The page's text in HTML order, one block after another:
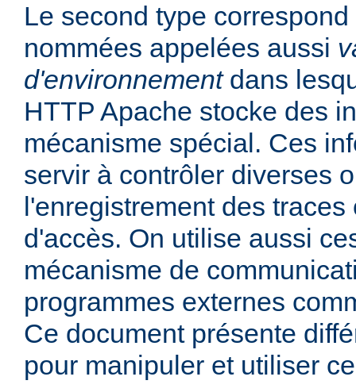
Le second type
nommées appelées aussi
d'environnementdans
HTTP Apache stocke des
mécanisme spécial. Ces
servir à contrôler diverses
l'enregistrement des traces
d'accès. On utilise aussi
mécanisme de
programmes externes
Ce document présente
pour manipuler et utiliser